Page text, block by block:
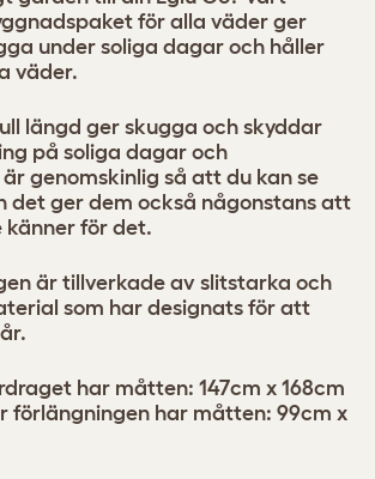
för alla väder ger
under soliga dagar och håller
väder.
längd ger skugga och skyddar
på soliga dagar och
genomskinlig så att du kan se
det ger dem också någonstans att
känner för det.
är tillverkade av slitstarka och
som har designats för att
har måtten: 147cm x 168cm
förlängningen har måtten: 99cm x